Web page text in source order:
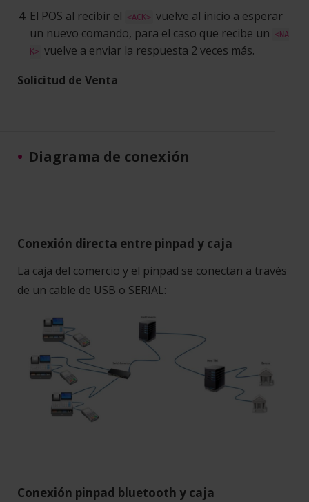
El POS al recibir el <ACK> vuelve al inicio a esperar
un nuevo comando, para el caso que recibe un
<NA
K> vuelve a enviar la respuesta 2 veces más.
Solicitud de Venta
Diagrama de conexión
Conexión directa entre pinpad y caja
La caja del comercio y el pinpad se conectan a través
de un cable de USB o SERIAL:
Conexión pinpad bluetooth y caja